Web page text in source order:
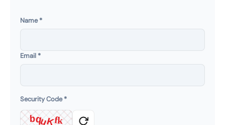
Name*
Email *
Security Code*
bquKfk